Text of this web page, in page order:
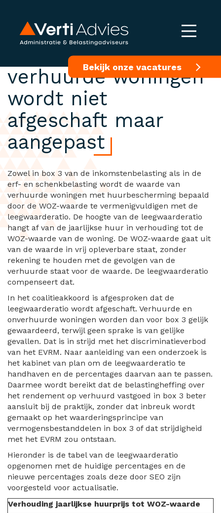
Bekijk onze vacatures
Leegwaarderatio voor
verhuurde woningen
wordt niet
afgeschaft maar
aangepast
Zowel in box 3 van de inkomstenbelasting als in de
erf- en schenkbelasting wordt de waarde van
verhuurde woningen met huurbescherming bepaald
door de WOZ-waarde te vermenigvuldigen met de
leegwaarderatio. De hoogte van de leegwaarderatio
hangt af van de jaarlijkse huur in verhouding tot de
WOZ-waarde van de woning. De WOZ-waarde gaat uit
van de waarde in vrij opleverbare staat, zonder
rekening te houden met de gevolgen van de
verhuurde staat voor de waarde. De leegwaarderatio
compenseert dat.
In het coalitieakkoord is afgesproken dat de
leegwaarderatio wordt afgeschaft. Verhuurde en
onverhuurde woningen worden dan voor box 3 gelijk
gewaardeerd, terwijl geen sprake is van gelijke
gevallen. Dat is in strijd met het discriminatieverbod
van het EVRM. Naar aanleiding van een onderzoek is
het kabinet van plan om de leegwaarderatio te
handhaven en de percentages daarvan aan te passen.
Daarmee wordt bereikt dat de belastingheffing over
het rendement op verhuurd vastgoed in box 3 beter
aansluit bij de praktijk, zonder dat inbreuk wordt
gemaakt op het waarderingsprincipe van
vermogensbestanddelen in box 3 of dat strijdigheid
met het EVRM zou ontstaan.
Hieronder is de tabel van de leegwaarderatio
opgenomen met de huidige percentages en de
nieuwe percentages zoals deze door SEO zijn
voorgesteld voor actualisatie.
Verhouding jaarlijkse huurprijs tot WOZ-waarde